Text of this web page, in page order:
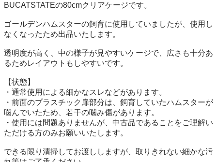
BUCATSTATEの80cmクリアケージです。
ゴールデンハムスターの飼育に使用していましたが、使用し
なくなったため出品いたします。
透明度が高く、中の様子が見やすいケージで、広さも十分あ
るためレイアウトもしやすいです。
【状態】
・通常使用による細かなスレなどがあります。
・前面のプラスチック扉部分は、飼育していたハムスターが
噛んでいたため、若干の噛み傷があります。
・使用には問題ありませんが、中古品であることをご理解い
ただける方のみお願いいたします。
できる限り清掃してお渡ししますが、取りきれない細かな汚